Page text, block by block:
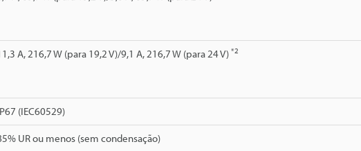
A, 216,7 W (para 19,2 V)/9,1 A, 216,7 W (para 24 V) *2
(IEC60529)
UR ou menos (sem condensação)